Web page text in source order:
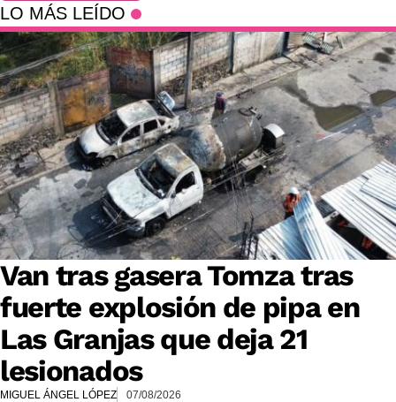
LO MÁS LEÍDO
Van tras gasera Tomza tras
fuerte explosión de pipa en
Las Granjas que deja 21
lesionados
MIGUEL ÁNGEL LÓPEZ 07/08/2026